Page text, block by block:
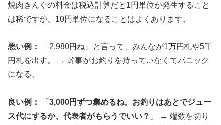
焼肉きんぐの料金は税込計算だと1円単位が発生すること
は稀ですが、10円単位になることはよくあります。
悪い例：
「2,980円ね」と言って、みんなが1万円札や5千
円札を出す。 → 幹事がお釣りを持っていなくてパニック
になる。
良い例： 「 3,000円ずつ集めるね。お釣りはあとでジュー
ス代にするか、代表者がもらうでいい？ 」 → 端数を切り